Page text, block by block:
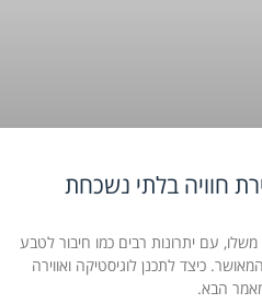
חוויה בלתי נשכחת
עם יתרונות רבים כמו חיבור לטבע
כיצד לתכנן לוגיסטיקה ואווירה
הבא.